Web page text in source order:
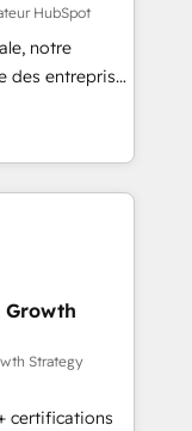
and
all seven
HubSpot
notre
des entreprises
clients,
des revenus
ETI
et des
RevOps
et
API,
en
Growth
Strategy
certifications